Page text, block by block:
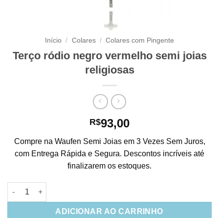
Início / Colares / Colares com Pingente
Terço ródio negro vermelho semi joias
religiosas
R$93,00
Compre na Waufen Semi Joias em 3 Vezes Sem Juros,
com Entrega Rápida e Segura. Descontos incríveis até
finalizarem os estoques.
Terço ródio negro vermelho semi joias religiosas quantidade
ADICIONAR AO CARRINHO